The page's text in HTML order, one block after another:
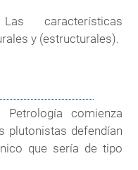
características
y (estructurales).
comienza
plutonistas defendían
que sería de tipo